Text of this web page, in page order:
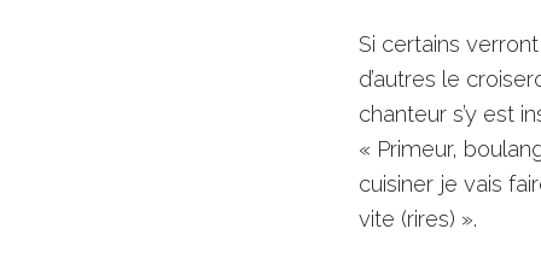
Si certains
d’autres le
chanteur s’y est
« Primeur,
cuisiner je vais
vite (rires) ».